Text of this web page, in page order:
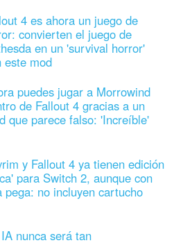
4 es ahora un juego de
convierten el juego de
en un 'survival horror'
este mod
puedes jugar a Morrowind
de Fallout 4 gracias a un
que parece falso: 'Increíble'
y Fallout 4 ya tienen edición
para Switch 2, aunque con
pega: no incluyen cartucho
nunca será tan